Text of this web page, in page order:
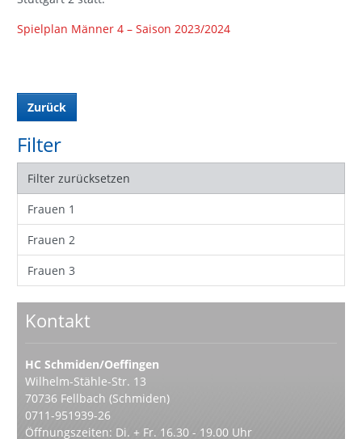
Spielplan Männer 4 – Saison 2023/2024
Zurück
Filter
Filter zurücksetzen
Frauen 1
Frauen 2
Frauen 3
Kontakt
HC Schmiden/Oeffingen
Wilhelm-Stähle-Str. 13
70736 Fellbach (Schmiden)
0711-951939-26
Öffnungszeiten: Di. + Fr. 16.30 - 19.00 Uhr